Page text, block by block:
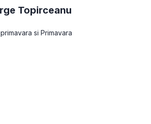
Topirceanu
si Primavara